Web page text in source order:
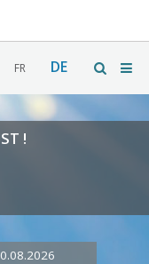
FR DE
!